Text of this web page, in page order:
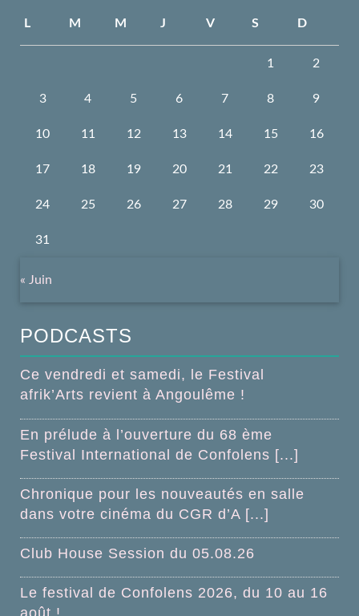
L M M J V S D
1 2
3 4 5 6 7 8 9
10 11 12 13 14 15 16
17 18 19 20 21 22 23
24 25 26 27 28 29 30
31
« Juin
PODCASTS
Ce vendredi et samedi, le Festival
afrik’Arts revient à Angoulême !
En prélude à l’ouverture du 68 ème
Festival International de Confolens [...]
Chronique pour les nouveautés en salle
dans votre cinéma du CGR d’A [...]
Club House Session du 05.08.26
Le festival de Confolens 2026, du 10 au 16